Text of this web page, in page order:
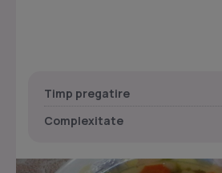
Timp pregatire
Complexitate